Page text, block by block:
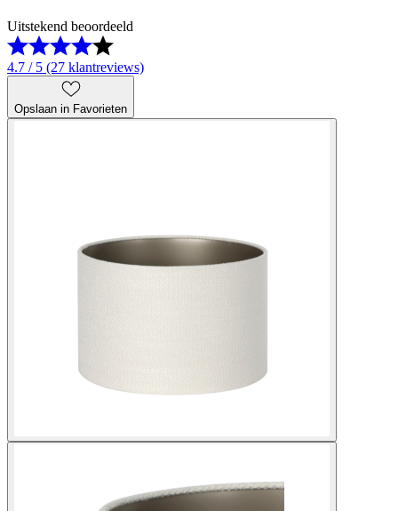
Uitstekend beoordeeld
4.7 / 5 (27 klantreviews)
Opslaan in Favorieten